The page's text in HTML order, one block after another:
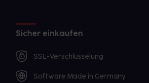
Sicher einkaufen
SSL-Verschlüsselung
Software Made in Germany